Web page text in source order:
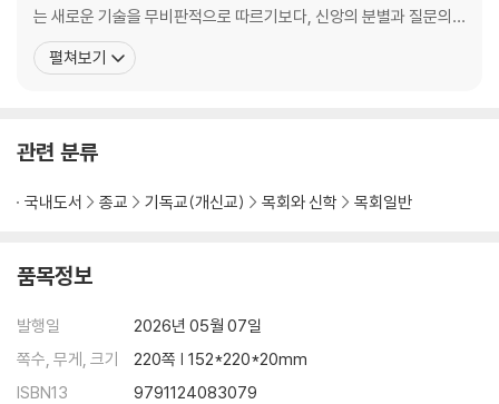
3장 좋은 프롬프트의 원칙들 036
- 초급 · 중급 · 고급 원칙 구조(구체성 → 목적성 → 통합성)
- 좋은 질문은 이미 절반의 대답이다.
2부 프롬프트의 실천 - 사고를 현실로 꿰는 기술
4장 18가지 프롬프트 형식 045
ersona)/목표(Goal)/…/체인(Chaining)/반영(Reflection) 등
- Few-shot/Multi-Persona/후카츠 이론/CoT(Chain of Thought)
응용
- 핵심 주제: 프롬프트는 생각을 구조화하는 틀이다.
는 새로운 기술을 무비판적으로 따르기보다, 신앙의 분별과 질문의
깊이를 먼저 세우는 일을 더 중요하게 여긴다. 이 책은 그가 현장에서
검증해 온 강의와 실습, 그리고 목회와 연구의 고민이 함께 쌓여 나온
펼쳐보기
관련 분류
국내도서 종교 기독교(개신교) 목회와 신학 목회일반
품목정보
발행일
2026년 05월 07일
쪽수, 무게, 크기
220쪽 | 152*220*20mm
ISBN13
9791124083079